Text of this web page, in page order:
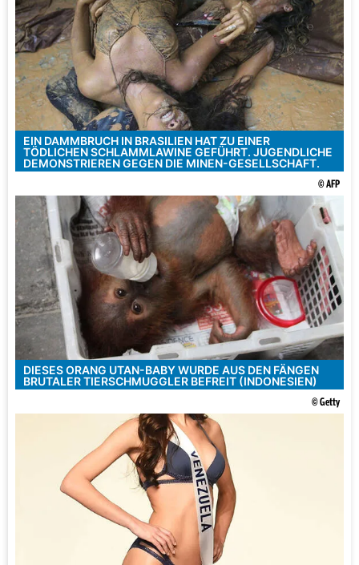
EIN DAMMBRUCH IN BRASILIEN HAT ZU EINER
TÖDLICHEN SCHLAMMLAWINE GEFÜHRT. JUGENDLICHE
DEMONSTRIEREN GEGEN DIE MINEN-GESELLSCHAFT.
© AFP
DIESES ORANG UTAN-BABY WURDE AUS DEN FÄNGEN
BRUTALER TIERSCHMUGGLER BEFREIT (INDONESIEN)
© Getty